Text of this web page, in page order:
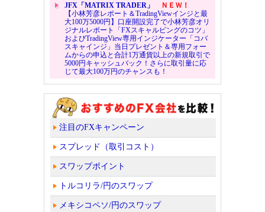
JFX「MATRIX TRADER」
ＮＥＷ！
【小林芳彦レポート＆TradingViewインジと最
大100万5000円】口座開設完了で小林芳彦オリ
ジナルレポート「FXスキャルピングのコツ」
およびTradingView専用インジケーター「コバ
スキャインジ」当日プレゼント＆専用フォー
ムからの申込と合計1万通貨以上の新規取引で
5000円キャッシュバック！さらに取引量に応
じて最大100万円のチャンスも！
注目のFXキャンペーン
スプレッド（取引コスト）
スワップポイント
トルコリラ/円のスワップ
メキシコペソ/円のスワップ